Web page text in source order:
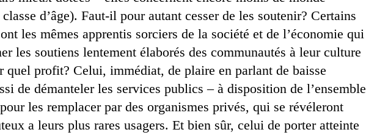
d’âge). Faut-il pour autant cesser de les soutenir? Certains
les mêmes apprentis sorciers de la société et de l’économie qui
les soutiens lentement élaborés des communautés à leur culture
quel profit? Celui, immédiat, de plaire en parlant de baisse
de démanteler les services publics – à disposition de l’ensemble
les remplacer par des organismes privés, qui se révéleront
a leurs plus rares usagers. Et bien sûr, celui de porter atteinte